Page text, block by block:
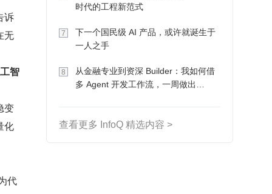
诉
无
智
变
化
代
时代的工程新范式
7
下一个国民级 AI 产品，或许就诞生于
一人之手
8
从金融专业到资深 Builder：我如何借
多 Agent 开发工作流，一周做出
查看更多 InfoQ 精选内容 >